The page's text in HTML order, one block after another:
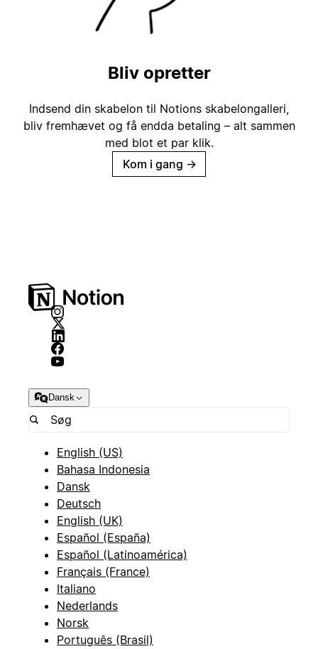
Bliv opretter
Indsend din skabelon til Notions skabelongalleri,
bliv fremhævet og få endda betaling – alt sammen
med blot et par klik.
Kom i gang →
Dansk
English (US)
Bahasa Indonesia
Dansk
Deutsch
English (UK)
Español (España)
Español (Latinoamérica)
Français (France)
Italiano
Nederlands
Norsk
Português (Brasil)